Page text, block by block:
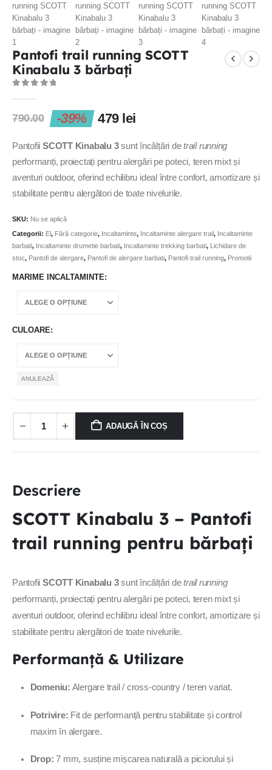
Pantofi trail running SCOTT
Kinabalu 3 bărbați
790.00 -39% 479 lei
Pantofii SCOTT Kinabalu 3sunt încălțări detrail running
performanți, proiectați pentru alergări pe poteci, teren mixt și
aventuri outdoor, oferind echilibru ideal între confort, amortizare și
stabilitate pentru alergători de toate nivelurile.
SKU: Nu se aplică
Categorii: El, Fără categorie, Incaltaminte, Incaltaminte alergare trail, Incaltaminte
barbati, Incaltaminte drumetie barbati, Incaltaminte trekking barbati, Lichidare de
stoc, Pantofi de alergare, Pantofi de alergare barbati, Pantofi trail running, Promotii
MARIME INCALTAMINTE
CULOARE
ANULEAZĂ
ADAUGĂ ÎN COȘ
Descriere
SCOTT Kinabalu 3 – Pantofi
trail running pentru bărbați
Pantofii SCOTT Kinabalu 3sunt încălțări detrail running
performanți, proiectați pentru alergări pe poteci, teren mixt și
aventuri outdoor, oferind echilibru ideal între confort, amortizare și
stabilitate pentru alergători de toate nivelurile.
Performanță & Utilizare
Domeniu: Alergare trail / cross-country / teren variat.
Potrivire: Fit de performanță pentru stabilitate și control
maxim în alergare.
Drop: 7 mm, susține mișcarea naturală a piciorului și